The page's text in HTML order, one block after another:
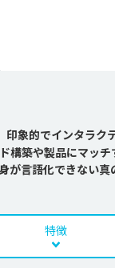
象的でインタラク
築や製品にマッチ
が言語化できない
特徴